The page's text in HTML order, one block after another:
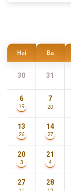
Hai Ba
30 31
6
19
7
20
13
26
14
27
20
3
21
4
27 28